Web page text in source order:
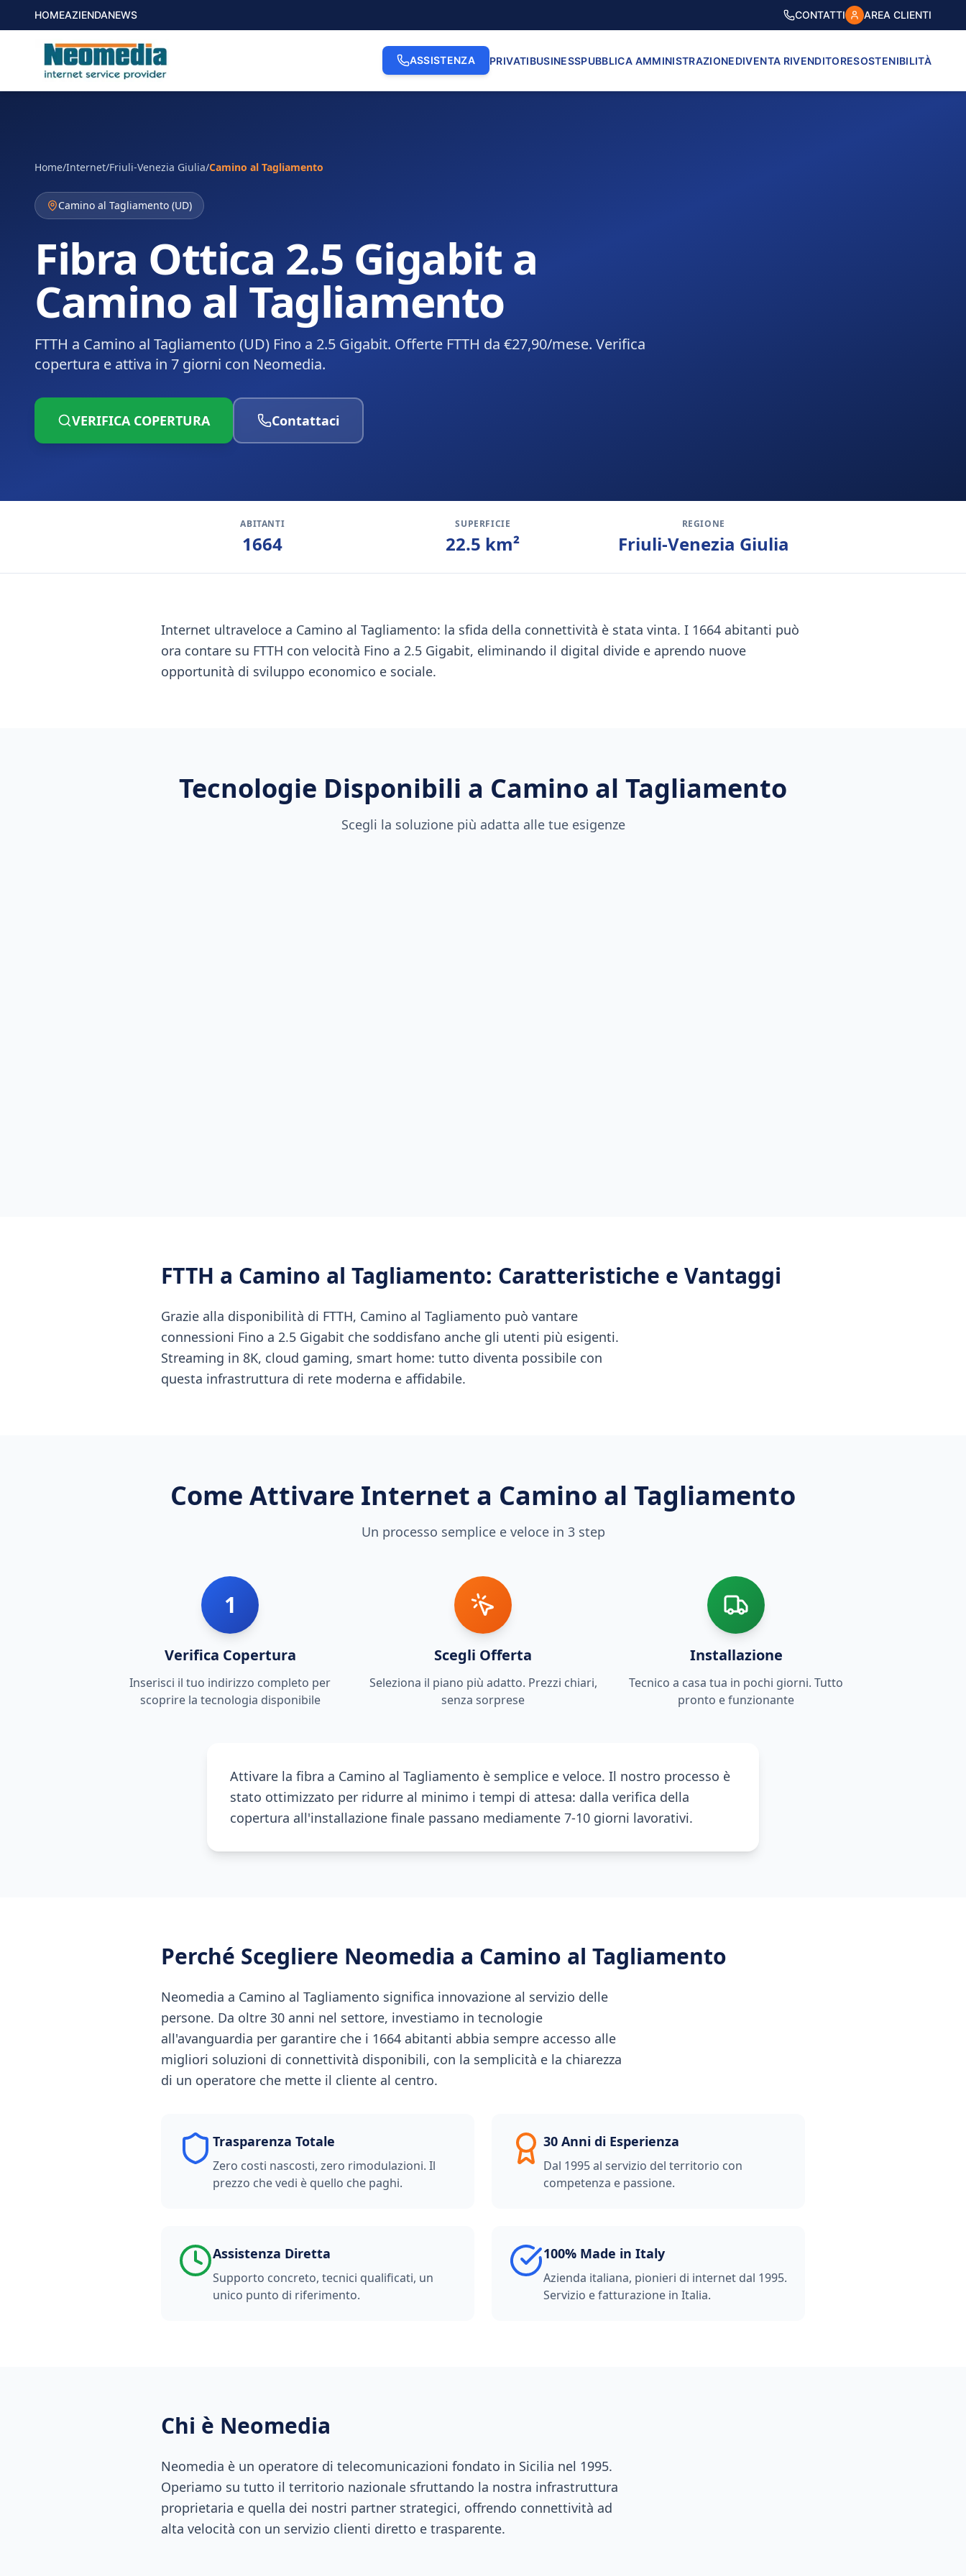
HOMEAZIENDANEWS CONTATTI AREA CLIENTI
ASSISTENZA PRIVATIBUSINESSPUBBLICA AMMINISTRAZIONEDIVENTA RIVENDITORESOSTENIBILITÀ
Home/Internet/Friuli-Venezia Giulia/Camino al Tagliamento
Camino al Tagliamento (UD)
Fibra Ottica 2.5 Gigabit a
Camino al Tagliamento
FTTH a Camino al Tagliamento (UD) Fino a 2.5 Gigabit. Offerte FTTH da €27,90/mese. Verifica
copertura e attiva in 7 giorni con Neomedia.
VERIFICA COPERTURA Contattaci
ABITANTI
1664
SUPERFICIE
22.5 km²
REGIONE
Friuli-Venezia Giulia
Internet ultraveloce a Camino al Tagliamento: la sfida della connettività è stata vinta. I 1664 abitanti può
ora contare su FTTH con velocità Fino a 2.5 Gigabit, eliminando il digital divide e aprendo nuove
opportunità di sviluppo economico e sociale.
Tecnologie Disponibili a Camino al Tagliamento
Scegli la soluzione più adatta alle tue esigenze
FTTH a Camino al Tagliamento: Caratteristiche e Vantaggi
Grazie alla disponibilità di FTTH, Camino al Tagliamento può vantare
connessioni Fino a 2.5 Gigabit che soddisfano anche gli utenti più esigenti.
Streaming in 8K, cloud gaming, smart home: tutto diventa possibile con
questa infrastruttura di rete moderna e affidabile.
Come Attivare Internet a Camino al Tagliamento
Un processo semplice e veloce in 3 step
1
Verifica Copertura
Inserisci il tuo indirizzo completo per
scoprire la tecnologia disponibile
Scegli Offerta
Seleziona il piano più adatto. Prezzi chiari,
senza sorprese
Installazione
Tecnico a casa tua in pochi giorni. Tutto
pronto e funzionante
Attivare la fibra a Camino al Tagliamento è semplice e veloce. Il nostro processo è
stato ottimizzato per ridurre al minimo i tempi di attesa: dalla verifica della
copertura all'installazione finale passano mediamente 7-10 giorni lavorativi.
Perché Scegliere Neomedia a Camino al Tagliamento
Neomedia a Camino al Tagliamento significa innovazione al servizio delle
persone. Da oltre 30 anni nel settore, investiamo in tecnologie
all'avanguardia per garantire che i 1664 abitanti abbia sempre accesso alle
migliori soluzioni di connettività disponibili, con la semplicità e la chiarezza
di un operatore che mette il cliente al centro.
Trasparenza Totale
Zero costi nascosti, zero rimodulazioni. Il
prezzo che vedi è quello che paghi.
30 Anni di Esperienza
Dal 1995 al servizio del territorio con
competenza e passione.
Assistenza Diretta
Supporto concreto, tecnici qualificati, un
unico punto di riferimento.
100% Made in Italy
Azienda italiana, pionieri di internet dal 1995.
Servizio e fatturazione in Italia.
Chi è Neomedia
Neomedia è un operatore di telecomunicazioni fondato in Sicilia nel 1995.
Operiamo su tutto il territorio nazionale sfruttando la nostra infrastruttura
proprietaria e quella dei nostri partner strategici, offrendo connettività ad
alta velocità con un servizio clienti diretto e trasparente.